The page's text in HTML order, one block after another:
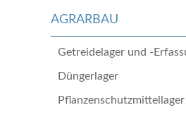
AGRARBAU
Getreidelager und -
Düngerlager
Pflanzenschutzmittellager